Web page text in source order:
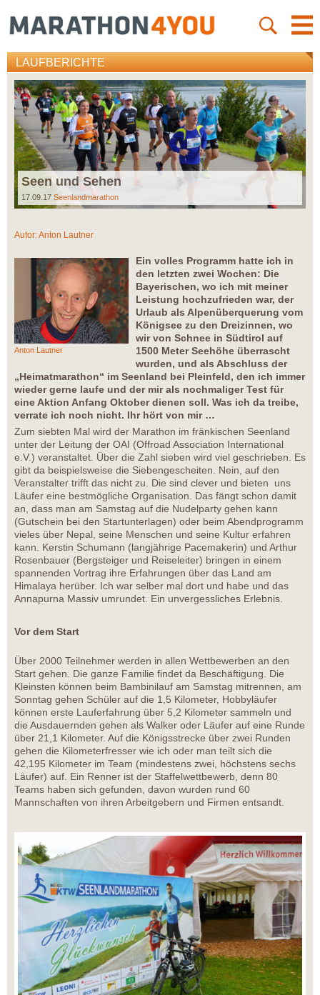
LAUFBERICHTE
Seen und Sehen
17.09.17 Seenlandmarathon
Autor:Anton Lautner
Anton Lautner
Ein volles Programm hatte ich in
den letzten zwei Wochen: Die
Bayerischen, wo ich mit meiner
Leistung hochzufrieden war, der
Urlaub als Alpenüberquerung vom
Königsee zu den Dreizinnen, wo
wir von Schnee in Südtirol auf
1500 Meter Seehöhe überrascht
wurden, und als Abschluss der
„Heimatmarathon“ im Seenland bei Pleinfeld, den ich immer
wieder gerne laufe und der mir als nochmaliger Test für
eine Aktion Anfang Oktober dienen soll. Was ich da treibe,
verrate ich noch nicht. Ihr hört von mir …
Zum siebten Mal wird der Marathon im fränkischen Seenland
unter der Leitung der OAI (Offroad Association International
e.V.) veranstaltet. Über die Zahl sieben wird viel geschrieben. Es
gibt da beispielsweise die Siebengescheiten. Nein, auf den
Veranstalter trifft das nicht zu. Die sind clever und bieten uns
Läufer eine bestmögliche Organisation. Das fängt schon damit
an, dass man am Samstag auf die Nudelparty gehen kann
(Gutschein bei den Startunterlagen) oder beim Abendprogramm
vieles über Nepal, seine Menschen und seine Kultur erfahren
kann. Kerstin Schumann (langjährige Pacemakerin) und Arthur
Rosenbauer (Bergsteiger und Reiseleiter) bringen in einem
spannenden Vortrag ihre Erfahrungen über das Land am
Himalaya herüber. Ich war selber mal dort und habe und das
Annapurna Massiv umrundet. Ein unvergessliches Erlebnis.
Vor dem Start
Über 2000 Teilnehmer werden in allen Wettbewerben an den
Start gehen. Die ganze Familie findet da Beschäftigung. Die
Kleinsten können beim Bambinilauf am Samstag mitrennen, am
Sonntag gehen Schüler auf die 1,5 Kilometer, Hobbyläufer
können erste Lauferfahrung über 5,2 Kilometer sammeln und
die Ausdauernden gehen als Walker oder Läufer auf eine Runde
über 21,1 Kilometer. Auf die Königsstrecke über zwei Runden
gehen die Kilometerfresser wie ich oder man teilt sich die
42,195 Kilometer im Team (mindestens zwei, höchstens sechs
Läufer) auf. Ein Renner ist der Staffelwettbewerb, denn 80
Teams haben sich gefunden, davon wurden rund 60
Mannschaften von ihren Arbeitgebern und Firmen entsandt.